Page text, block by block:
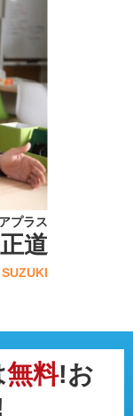
プラス
道
無料!お